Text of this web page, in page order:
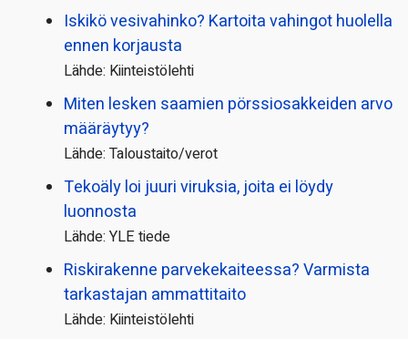
Iskikö vesivahinko? Kartoita vahingot huolella
ennen korjausta
Lähde: Kiinteistölehti
Miten lesken saamien pörssi­osakkeiden arvo
määräytyy?
Lähde: Taloustaito/verot
Tekoäly loi juuri viruksia, joita ei löydy
luonnosta
Lähde: YLE tiede
Riskirakenne parvekekaiteessa? Varmista
tarkastajan ammattitaito
Lähde: Kiinteistölehti